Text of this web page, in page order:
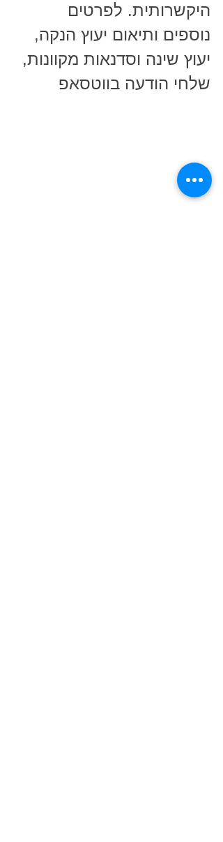
היקשרותית. לפרטים
נוספים ותיאום יעוץ הנקה,
יעוץ שינה וסדנאות מקוונות,
שלחי הודעה בווטסאפ